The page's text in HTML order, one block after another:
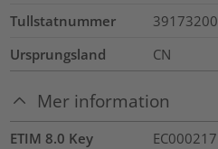
Tullstatnummer
39173200
Ursprungsland
CN
Mer information
ETIM 8.0 Key
EC000217